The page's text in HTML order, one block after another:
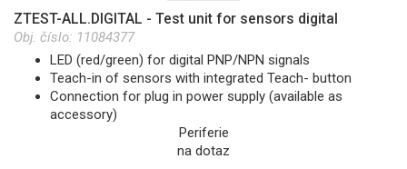
ZTEST-ALL.DIGITAL - Test unit for sensors digital
Obj. číslo: 11084377
LED (red/green) for digital PNP/NPN signals
Teach-in of sensors with integrated Teach- button
Connection for plug in power supply (available as
accessory)
Periferie
na dotaz